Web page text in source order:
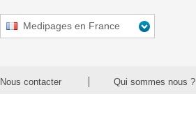
Medipages en France
Nous contacter Qui sommes nous ?